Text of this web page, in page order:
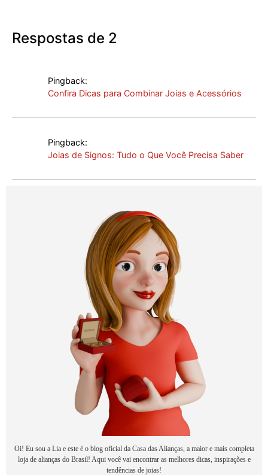
Respostas de 2
Pingback:
Confira Dicas para Combinar Joias e Acessórios
Pingback:
Joias de Signos: Tudo o Que Você Precisa Saber
Oi! Eu sou a Lia e este é o blog oficial da Casa das Alianças, a maior e mais completa
loja de alianças do Brasil! Aqui você vai encontrar as melhores dicas, inspirações e
tendências de joias!